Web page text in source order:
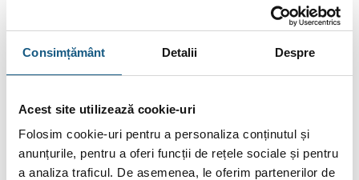
Consimțământ Detalii Despre
Acest site utilizează cookie-uri
Folosim cookie-uri pentru a personaliza conținutul și
anunțurile, pentru a oferi funcții de rețele sociale și pentru
a analiza traficul. De asemenea, le oferim partenerilor de
5
Xenia Popescu- 28/04/2020
Produsele comandate au ajuns la destinație nesperat de
repede ( (...)